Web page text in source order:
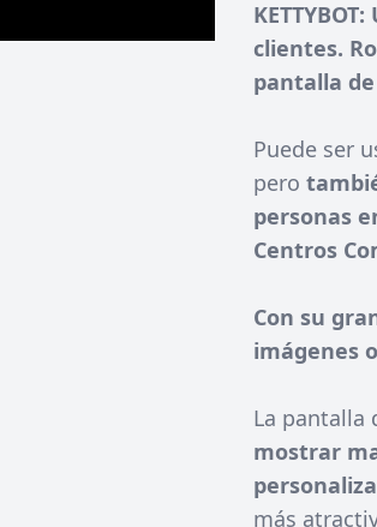
clientes.
pantalla
Puede ser
pero
personas
Centros
Con su
imágenes
La pantalla
mostrar
más